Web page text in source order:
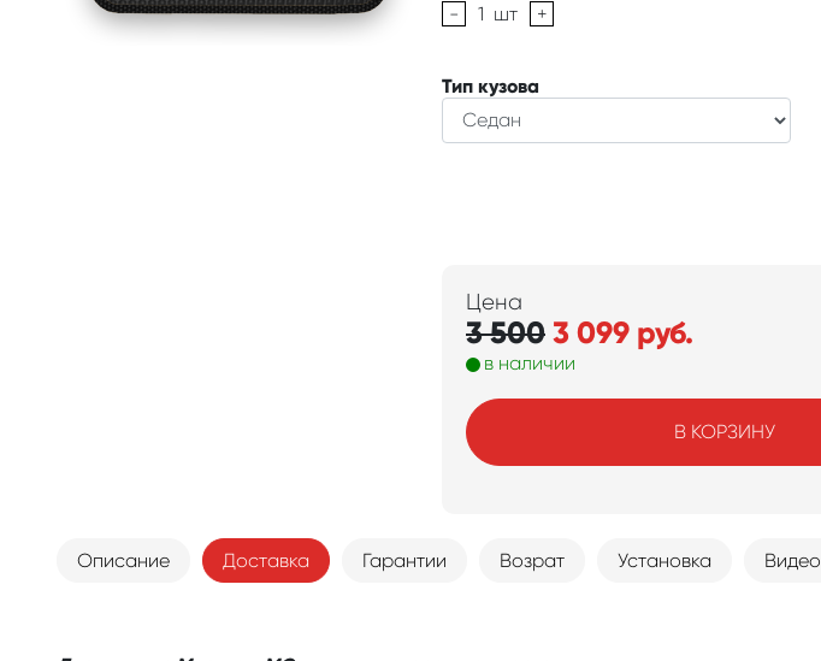
-
1 шт +
Тип кузова
Цена
3 5003 099 руб.
в наличии
В КОРЗИНУ
Описание Доставка Гарантии Возрат Установка Видео